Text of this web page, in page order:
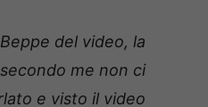
del video, la
me non ci
e visto il video